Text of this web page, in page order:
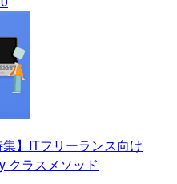
集】ITフリーランス向け
クラスメソッド